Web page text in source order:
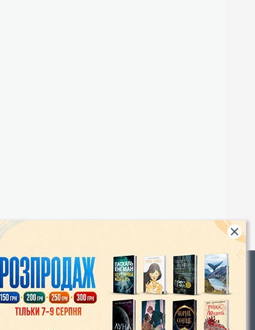
|
Інтернет-магазин «Видавництво Богдан»:
46018, м. Тернопіль, А/С 529